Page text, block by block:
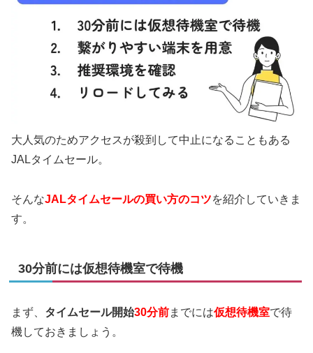
大人気のためアクセスが殺到して中止になることもある
JALタイムセール。
そんなJALタイムセールの買い方のコツを紹介していきま
す。
30分前には仮想待機室で待機
まず、 タイムセール開始30分前までには仮想待機室で待
機しておきましょう。